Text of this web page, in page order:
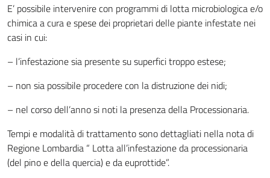
E’ possibile intervenire con programmi di lotta microbiologica e/o
chimica a cura e spese dei proprietari delle piante infestate nei
casi in cui:
– l’infestazione sia presente su superfici troppo estese;
– non sia possibile procedere con la distruzione dei nidi;
– nel corso dell’anno si noti la presenza della Processionaria.
Tempi e modalità di trattamento sono dettagliati nella nota di
Regione Lombardia “ Lotta all’infestazione da processionaria
(del pino e della quercia) e da euprottide”.